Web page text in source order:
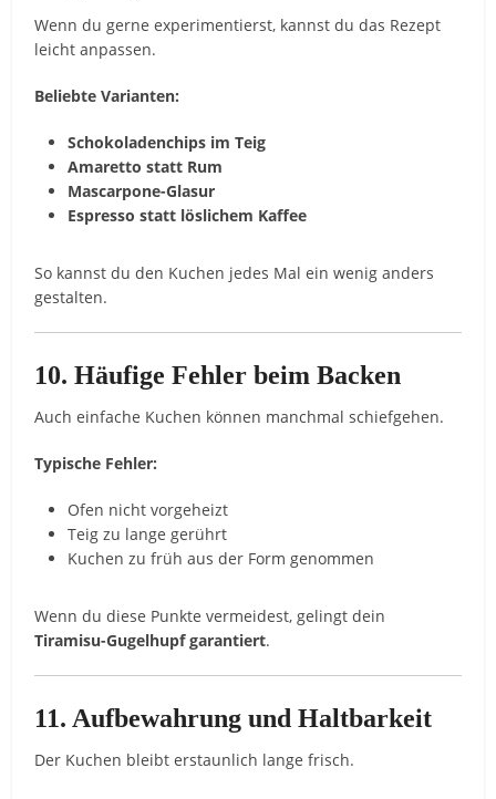
Wenn du gerne experimentierst, kannst du das Rezept
leicht anpassen.
Beliebte Varianten:
Schokoladenchips im Teig
Amaretto statt Rum
Mascarpone-Glasur
Espresso statt löslichem Kaffee
So kannst du den Kuchen jedes Mal ein wenig anders
gestalten.
10. Häufige Fehler beim Backen
Auch einfache Kuchen können manchmal schiefgehen.
Typische Fehler:
Ofen nicht vorgeheizt
Teig zu lange gerührt
Kuchen zu früh aus der Form genommen
Wenn du diese Punkte vermeidest, gelingt dein
Tiramisu-Gugelhupf garantiert.
11. Aufbewahrung und Haltbarkeit
Der Kuchen bleibt erstaunlich lange frisch.